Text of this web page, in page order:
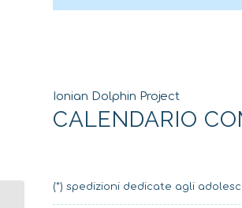
Ionian Dolphin Project
CALENDARIO
(*) spedizioni dedicate agli